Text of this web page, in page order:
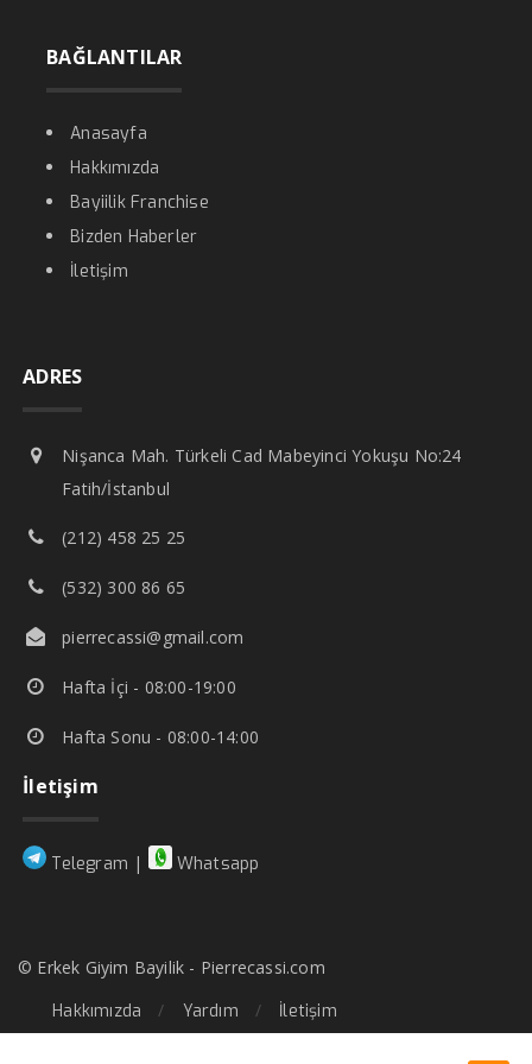
BAĞLANTILAR
Anasayfa
Hakkımızda
Bayiilik Franchise
Bizden Haberler
İletişim
ADRES
Nişanca Mah. Türkeli Cad Mabeyinci Yokuşu No:24
Fatih/İstanbul
(212) 458 25 25
(532) 300 86 65
pierrecassi@gmail.com
Hafta İçi - 08:00-19:00
Hafta Sonu - 08:00-14:00
İletişim
Telegram | Whatsapp
© Erkek Giyim Bayilik - Pierrecassi.com
Hakkımızda
Yardım İletişim